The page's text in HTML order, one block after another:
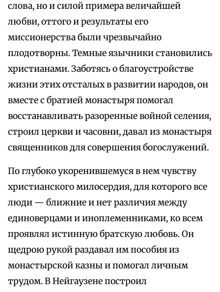
слова, но и силой примера величайшей
любви, оттого и результаты его
миссионерства были чрезвычайно
плодотворны. Темные язычники становились
христианами. Заботясь о благоустройстве
жизни этих отсталых в развитии народов, он
вместе с братией монастыря помогал
восстанавливать разоренные войной селения,
строил церкви и часовни, давал из монастыря
священников для совершения богослужений.
По глубоко укоренившемуся в нем чувству
христианского милосердия, для которого все
люди — ближние и нет различия между
единоверцами и иноплеменниками, ко всем
проявлял истинную братскую любовь. Он
щедрою рукой раздавал им пособия из
монастырской казны и помогал личным
трудом. В Нейгаузене построил